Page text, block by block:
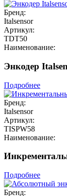
Бренд:
Italsensor
Артикул:
TDT50
Наименование:
Энкодер
Подробнее
Бренд:
Italsensor
Артикул:
TISPW58
Наименование:
Подробнее
Бренд: